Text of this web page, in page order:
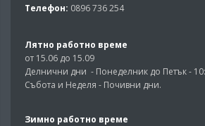
Телефон: 0896 736 254
Лятно работно време
от 15.06 до 15.09
Делнични дни - Понеделник до Петък -
Събота и Неделя - Почивни дни.
Зимно работно време